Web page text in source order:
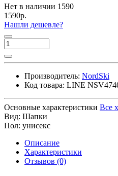
Нет в наличии 1590
1590р.
Нашли дешевле?
Производитель: NordSki
Код товара: LINE
Основные характеристики Все
Вид: Шапки
Пол: унисекс
Описание
Характеристики
Отзывов (0)